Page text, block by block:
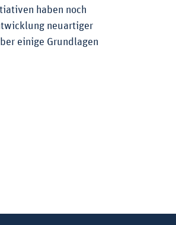
haben noch
neuartiger
einige Grundlagen